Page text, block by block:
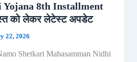
Yojana 8th Installment
को लेकर लेटेस्ट अपडेट
22, 2026
Shetkari Mahasamman Nidhi